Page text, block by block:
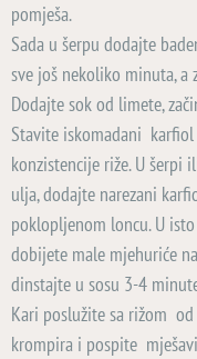
pomješa.
Sada u šerpu dodajte
sve još nekoliko minuta,
Dodajte sok od limete,
Stavite iskomadani
konzistencije riže. U
ulja, dodajte narezani
poklopljenom loncu. U
dobijete male mjehuriće
dinstajte u sosu 3-4
Kari poslužite sa rižom
krompira i pospite